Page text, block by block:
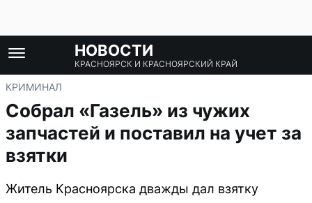
НОВОСТИ
КРАСНОЯРСК И КРАСНОЯРСКИЙ КРАЙ
КРИМИНАЛ
Собрал «Газель» из чужих
запчастей и поставил на учет за
взятки
Житель Красноярска дважды дал взятку